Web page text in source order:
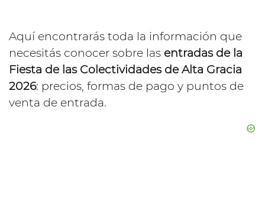
Aquí encontrarás toda la información que
necesitás conocer sobre las entradas de la
Fiesta de las Colectividades de Alta Gracia
2026: precios, formas de pago y puntos de
venta de entrada.